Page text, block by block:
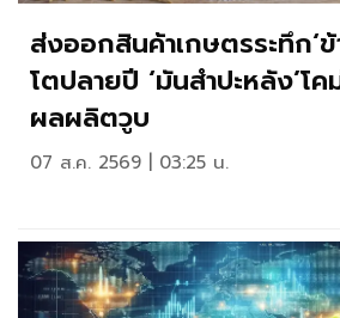
ส่งออกสินค้าเกษตรระทึก‘ข้
โตปลายปี ‘มันสำปะหลัง’โค
ผลผลิตวูบ
07 ส.ค. 2569 | 03:25 น.